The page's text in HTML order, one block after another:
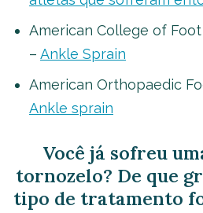
American College of
– Ankle Sprain
American Orthopaedic
Ankle sprain
Você já sofreu
tornozelo? De que
tipo de tratamento